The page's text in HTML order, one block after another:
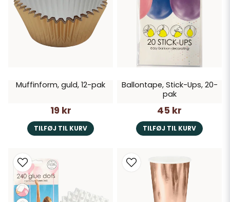
Muffinform, guld, 12-pak
19 kr
TILFØJ TIL KURV
Ballontape, Stick-Ups, 20-
pak
45 kr
TILFØJ TIL KURV